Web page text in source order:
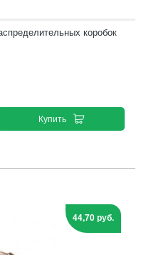
коробок
Купить
44,70 руб.